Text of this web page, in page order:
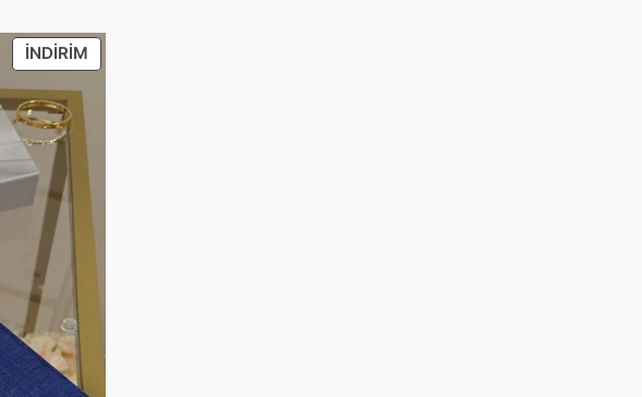
İNDIRIMİNDIRIMDEKI
ÜRÜN